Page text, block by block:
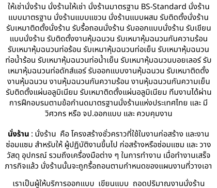
ให้เช่านั่งร้าน นั่งร้านให้เช่า นั่งร้านมาตรฐาน BS-Standard นั่งร้าน
แบบมาตรฐาน นั่งร้านแบบแขวน นั่งร้านแบบผสม รับติดตั้งนั่งร้าน
รับเหมาติดตั้งนั่งร้าน รับรื้อถอนนั่งร้าน รับออกแบบนั่งร้าน รับเขียน
แบบนั่งร้าน รับติดตั้งงานหุ้มฉนวน รับเหมาหุ้มฉนวนกันความร้อน
รับเหมาหุ้มฉนวนท่อร้อน รับเหมาหุ้มฉนวนท่อเย็น รับเหมาหุ้มฉนวน
ท่อน้ำร้อน รับเหมาหุ้มฉนวนท่อน้ำเย็น รับเหมาหุ้มฉนวนบอยเลอร์ รับ
เหมาหุ้มฉนวนท่อดักส์แอร์ รับออกแบบงานหุ้มฉนวน รับเหมาติดตั้ง
งานหุ้มฉนวน งานหุ้มฉนวนกันความร้อน งานหุ้มฉนวนกันความเย็น
รับติดตั้งแผ่นอลูมิเนียม รับเหมาติดตั้งแผ่นอลูมิเนียม ทีมงานได้ผ่าน
การฝึกอบรมตามข้อกำนดมาตรฐานนั่งร้านแห่งประเทศไทย และ มี
วิศวกร หรือ จป.ออกแบบ และ ควบคุมงาน
นั่งร้าน : นั่งร้าน คือ โครงสร้างชั่วคราวที่ใช้ในงานก่อสร้าง และงาน
ซ่อมแซม สำหรับให้ ผู้ปฏิบัติงานขึ้นไป ก่อสร้างหรือซ่อมแซม และ วาง
วัสดุ อุปกรณ์ รวมถึงเครื่องมือต่าง ๆ ในการทำงาน เมื่อทำงานเสร็จ
ภารกิจแล้ว นั่งร้านนั้นจะถูกรื้อถอนตามกำหนดของแผนงานที่วางเอา
เราเป็นผู้ให้บริการออกแบบ เขียนแบบ ถอดปริมาณงานนั่งร้าน